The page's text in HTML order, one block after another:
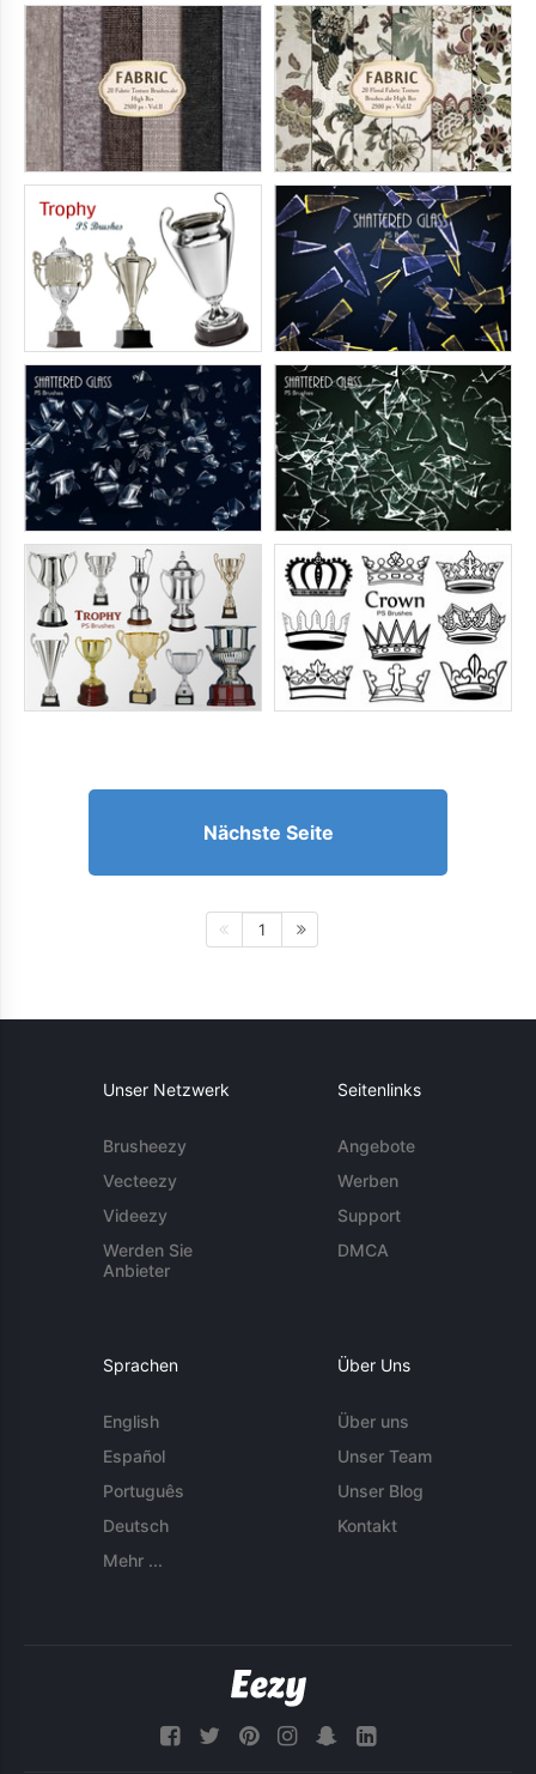
Nächste Seite
1
Unser Netzwerk
Brusheezy
Vecteezy
Videezy
Werden Sie
Anbieter
Seitenlinks
Angebote
Werben
Support
DMCA
Sprachen
English
Español
Português
Deutsch
Mehr ...
Über Uns
Über uns
Unser Team
Unser Blog
Kontakt